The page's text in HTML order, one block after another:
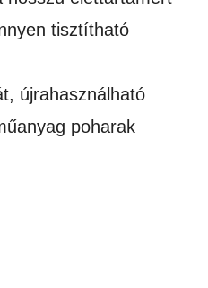
tisztítható
újrahasználható
poharak